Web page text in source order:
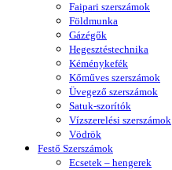
Faipari szerszámok
Földmunka
Gázégők
Hegesztéstechnika
Kéménykefék
Kőműves szerszámok
Üvegező szerszámok
Satuk-szorítók
Vízszerelési szerszámok
Vödrök
Festő Szerszámok
Ecsetek – hengerek